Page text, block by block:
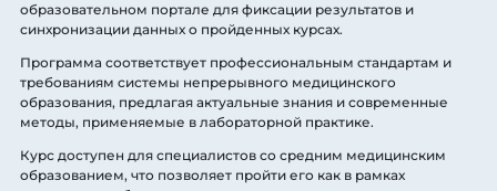
образовательном портале для фиксации результатов и
синхронизации данных о пройденных курсах.
Программа соответствует профессиональным стандартам и
требованиям системы непрерывного медицинского
образования, предлагая актуальные знания и современные
методы, применяемые в лабораторной практике.
Курс доступен для специалистов со средним медицинским
образованием, что позволяет пройти его как в рамках